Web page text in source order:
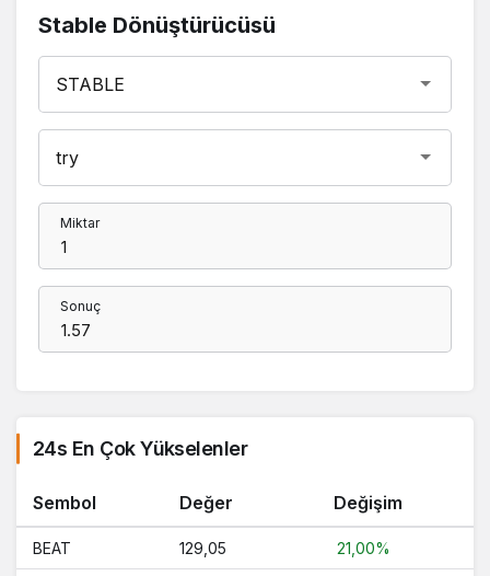
​​Stable Dönüştürücüsü
Miktar
Sonuç
24s En Çok Yükselenler
Sembol Değer Değişim
BEAT 129,05 21,00%